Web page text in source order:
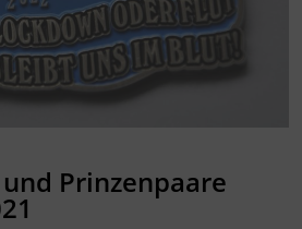
Prinzenpaare